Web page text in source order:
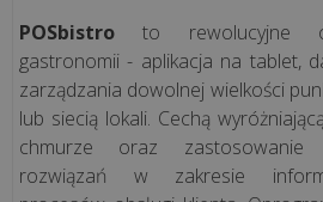
POSbistro to rewolucyjne
gastronomii - aplikacja na tablet,
zarządzania dowolnej wielkości
lub siecią lokali. Cechą
chmurze oraz zastosowanie
rozwiązań w zakresie